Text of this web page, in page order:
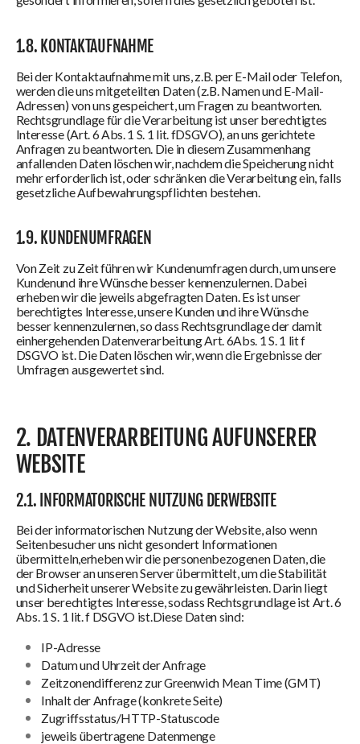
1.8. KONTAKTAUFNAHME
Bei der Kontaktaufnahme mit uns, z.B. per E-Mail oder Telefon,
werden die uns mitgeteilten Daten (z.B. Namen und E-Mail-
Adressen) von uns gespeichert, um Fragen zu beantworten.
Rechtsgrundlage für die Verarbeitung ist unser berechtigtes
Interesse (Art. 6 Abs. 1 S. 1 lit. fDSGVO), an uns gerichtete
Anfragen zu beantworten. Die in diesem Zusammenhang
anfallenden Daten löschen wir, nachdem die Speicherung nicht
mehr erforderlich ist, oder schränken die Verarbeitung ein, falls
gesetzliche Aufbewahrungspflichten bestehen.
1.9. KUNDENUMFRAGEN
Von Zeit zu Zeit führen wir Kundenumfragen durch, um unsere
Kundenund ihre Wünsche besser kennenzulernen. Dabei
erheben wir die jeweils abgefragten Daten. Es ist unser
berechtigtes Interesse, unsere Kunden und ihre Wünsche
besser kennenzulernen, so dass Rechtsgrundlage der damit
einhergehenden Datenverarbeitung Art. 6Abs. 1 S. 1 lit f
DSGVO ist. Die Daten löschen wir, wenn die Ergebnisse der
Umfragen ausgewertet sind.
2. DATENVERARBEITUNG AUFUNSERER
WEBSITE
2.1. INFORMATORISCHE NUTZUNG DERWEBSITE
Bei der informatorischen Nutzung der Website, also wenn
Seitenbesucher uns nicht gesondert Informationen
übermitteln,erheben wir die personenbezogenen Daten, die
der Browser an unseren Server übermittelt, um die Stabilität
und Sicherheit unserer Website zu gewährleisten. Darin liegt
unser berechtigtes Interesse, sodass Rechtsgrundlage ist Art. 6
Abs. 1 S. 1 lit. f DSGVO ist.Diese Daten sind:
IP-Adresse
Datum und Uhrzeit der Anfrage
Zeitzonendifferenz zur Greenwich Mean Time (GMT)
Inhalt der Anfrage (konkrete Seite)
Zugriffsstatus/HTTP-Statuscode
jeweils übertragene Datenmenge